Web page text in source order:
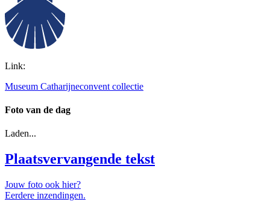
Link:
Museum Catharijneconvent collectie
Foto van de dag
Laden...
Plaatsvervangende tekst
Jouw foto ook hier?
Eerdere inzendingen.